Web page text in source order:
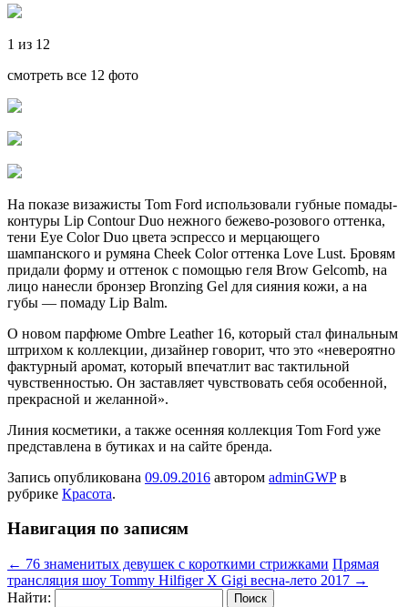
1 из 12
смотреть все 12 фото
На показе визажисты Tom Ford использовали губные помады-
контуры Lip Contour Duo нежного бежево-розового оттенка,
тени Eye Color Duo цвета эспрессо и мерцающего
шампанского и румяна Cheek Color оттенка Love Lust. Бровям
придали форму и оттенок с помощью геля Brow Gelcomb, на
лицо нанесли бронзер Bronzing Gel для сияния кожи, а на
губы — помаду Lip Balm.
О новом парфюме Ombre Leather 16, который стал финальным
штрихом к коллекции, дизайнер говорит, что это «невероятно
фактурный аромат, который впечатлит вас тактильной
чувственностью. Он заставляет чувствовать себя особенной,
прекрасной и желанной».
Линия косметики, а также осенняя коллекция Tom Ford уже
представлена в бутиках и на сайте бренда.
Запись опубликована 09.09.2016 автором adminGWPв
рубрике Красота.
Навигация по записям
← 76 знаменитых девушек с короткими стрижками Прямая
трансляция шоу Tommy Hilfiger X Gigi весна-лето 2017 →
Найти: